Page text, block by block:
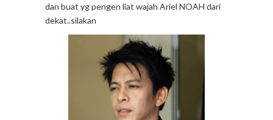
dan buat yg pengen liat wajah Ariel NOAH dari
dekat..silakan